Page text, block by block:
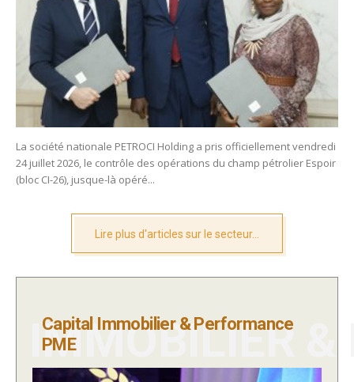
La société nationale PETROCI Holding a pris officiellement vendredi
24 juillet 2026, le contrôle des opérations du champ pétrolier Espoir
(bloc CI-26), jusque-là opéré...
Lire plus d'articles sur le secteur...
Capital Immobilier & Performance
PME
IMMOBILIER &